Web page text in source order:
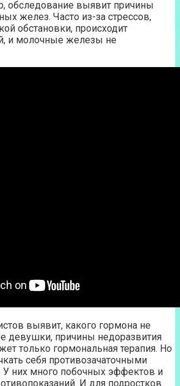
обследование выявит причины
желез. Часто из-за стрессов,
обстановки, происходит
и молочные железы не
выявит, какого гормона не
девушки, причины недоразвития
только гормональная терапия. Но
себя противозачаточными
У них много побочных эффектов и
И для подростков